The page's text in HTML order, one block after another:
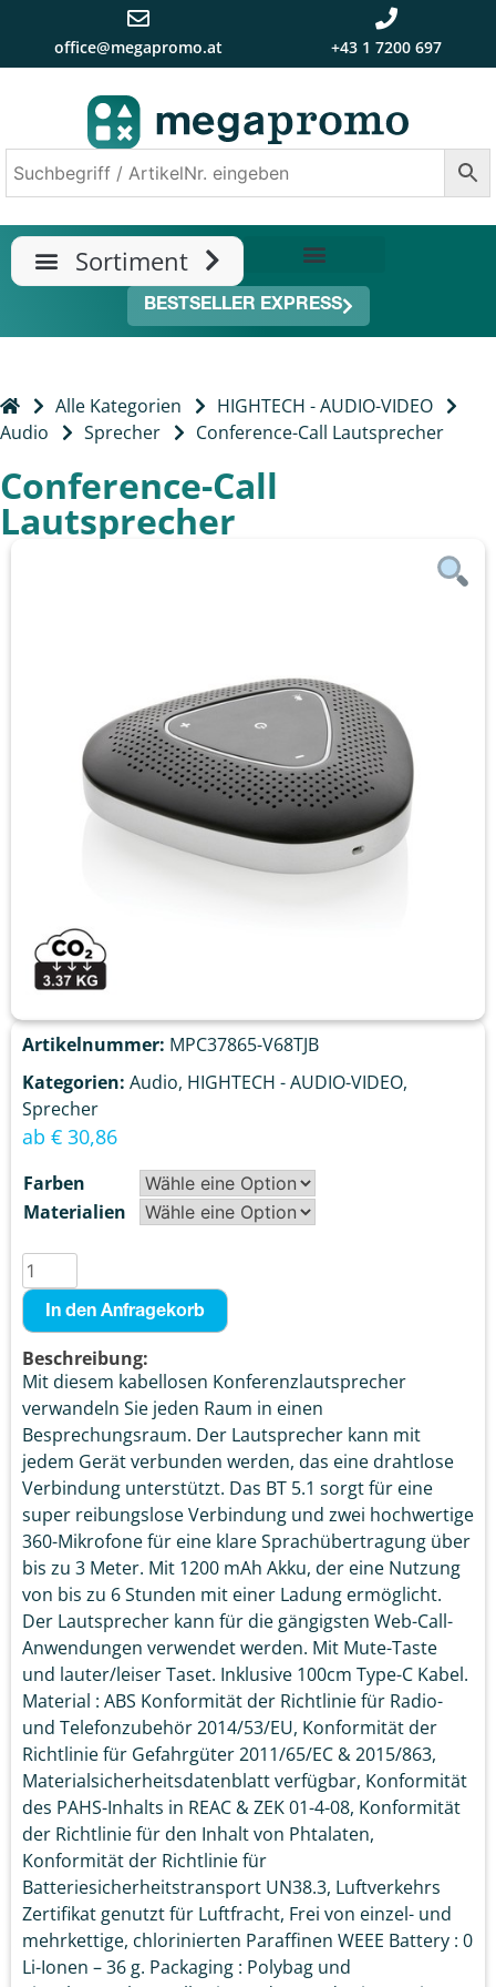
office@megapromo.at +43 1 7200 697
BESTSELLER EXPRESS
Alle Kategorien
HIGHTECH - AUDIO-VIDEO
Audio
Sprecher Conference-Call Lautsprecher
Conference-Call
Lautsprecher
Artikelnummer: MPC37865-V68TJB
Kategorien: Audio, HIGHTECH - AUDIO-VIDEO,
Sprecher
ab € 30,86
Farben
Materialien
In den Anfragekorb
Beschreibung:
Mit diesem kabellosen Konferenzlautsprecher
verwandeln Sie jeden Raum in einen
Besprechungsraum. Der Lautsprecher kann mit
jedem Gerät verbunden werden, das eine drahtlose
Verbindung unterstützt. Das BT 5.1 sorgt für eine
super reibungslose Verbindung und zwei hochwertige
360-Mikrofone für eine klare Sprachübertragung über
bis zu 3 Meter. Mit 1200 mAh Akku, der eine Nutzung
von bis zu 6 Stunden mit einer Ladung ermöglicht.
Der Lautsprecher kann für die gängigsten Web-Call-
Anwendungen verwendet werden. Mit Mute-Taste
und lauter/leiser Taset. Inklusive 100cm Type-C Kabel.
Material : ABS Konformität der Richtlinie für Radio-
und Telefonzubehör 2014/53/EU, Konformität der
Richtlinie für Gefahrgüter 2011/65/EC & 2015/863,
Materialsicherheitsdatenblatt verfügbar, Konformität
des PAHS-Inhalts in REAC & ZEK 01-4-08, Konformität
der Richtlinie für den Inhalt von Phtalaten,
Konformität der Richtlinie für
Batteriesicherheitstransport UN38.3, Luftverkehrs
Zertifikat genutzt für Luftfracht, Frei von einzel- und
mehrkettige, chlorinierten Paraffinen WEEE Battery : 0
Li-Ionen – 36 g. Packaging : Polybag und